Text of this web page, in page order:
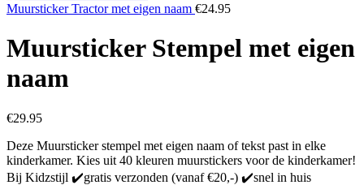
Muursticker Tractor met eigen naam €24.95
Muursticker Stempel met eigen
naam
€29.95
Deze Muursticker stempel met eigen naam of tekst past in elke
kinderkamer. Kies uit 40 kleuren muurstickers voor de kinderkamer!
Bij Kidzstijl ✔️gratis verzonden (vanaf €20,-) ✔️snel in huis